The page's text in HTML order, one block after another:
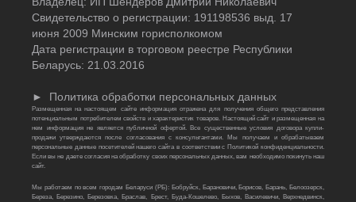
Свидетельство о регистрации: 191198536 выд. 17
июня 2009 Минским горисполкомом
Дата регистрации в торговом реестре Республики
Беларусь: 21.03.2016
► Политика обработки персональных данных
Размещенная на настоящем сайте информация отражена для получения общего представления
потенциальным потребителем свойств и характеристик товаров. Настоящий сайт и размещенная на
нем информация не является публичной офертой. Все существенные условия договора купли-
продажи утверждаются после согласования с консультантами. Мы получаем и обрабатываем
персональные данные посетителей нашего сайта в соответствии с Политикой конфиденциальности.
Если вы не даете согласия на обработку своих персональных данных, вам необходимо покинуть наш
сайт.
Мы работаем по всем городам Беларуси (РБ): Бобруйск, Барановичи, Борисов, Барань, Белоозерск,
Береза, Березино, Березовка, Браслав, Брест, Буда-Кошелево, Быхов, Василевичи, Верхнедвинск,